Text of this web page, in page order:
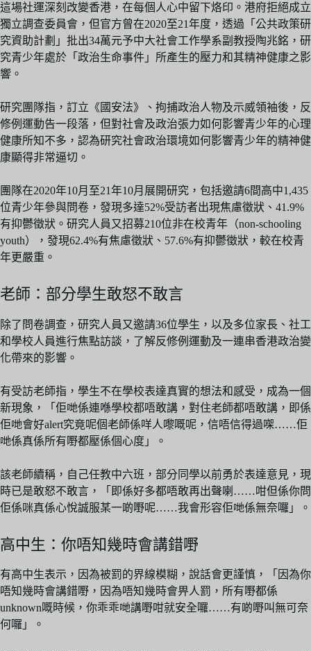
這場社運深刻改變香港，在每個人心中留下烙印。港府拒絕成立
獨立調查委員會，但官方曾在2020至21年度，透過「公共政策研
究資助計劃」批出34萬元予中大社會工作學系副教授陶兆銘，研
究青少年處於「政治生命事件」所產生的壓力和其精神健康之影
響。
研究團隊指，訂立《國安法》、拘捕政治人物及示威領袖後，反
修例運動告一段落，但對社會及政治張力如何影響青少年的心理
健康所知不多，認為研究社會政治環境如何影響青少年的精神健
康顯得非常逼切。
團隊在2020年10月至21年10月展開研究，包括邀請6間高中1,435
位青少年參與問卷，發現多達52%受訪者出現焦慮徵狀、41.9%
有抑鬱徵狀。研究人員又招募210位非在校青年（non-schooling
youth），發現62.4%有焦慮徵狀、57.6%有抑鬱徵狀，較在校青
年更嚴重。
老師：部分學生敢怒不敢言
除了問卷調查，研究人員又邀請36位學生，以及多位家長、社工
和學校人員進行焦點訪談，了解反修例運動及一連串香港政治變
化帶來的影響。
有受訪老師指，學生不在學校表達真實的想法和感受，成為一個
新現象，「佢哋係連喺學校都唔敢講，對住老師都唔敢講，即係
佢哋會好alert究竟呢個老師係咩人嚟嘅呢，信唔信得過㗎……佢
哋係真係所有嘢都壓係個心度」。
該老師續稱，自己任教中六班，部分同學以前勇於表達意見，現
時已是敢怒不敢言，「即係好多都唔敢再出聲喇……咁但係你問
佢係咪真係心悅誠服某一啲嘢呢……我會形容佢哋係無奈囉」。
高中生：你唔知幾時會講錯嘢
有高中生表示，因為被罰的界線模糊，說話會更謹慎，「因為你
唔知幾時會講錯嘢，因為唔知幾時會畀人罰，所有嘢都係
unknown嘅時候，你乖乖哋講嘢咁就安全囉……有啲嘢叫無可奈
何囉」。